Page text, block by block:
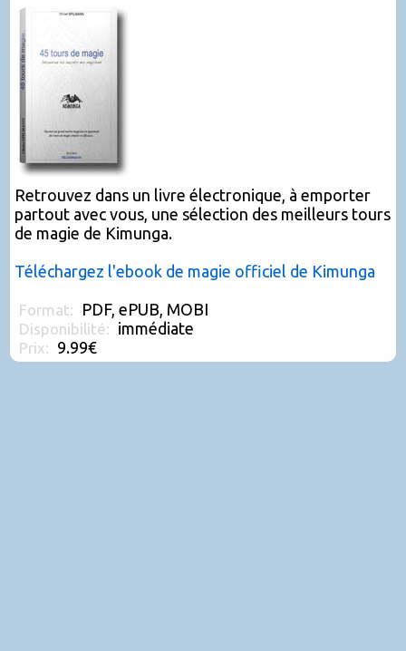
Retrouvez dans un livre électronique, à emporter
partout avec vous, une sélection des meilleurs tours
de magie de Kimunga.
Téléchargez l'ebook de magie officiel de Kimunga
Format: PDF, ePUB, MOBI
Disponibilité: immédiate
Prix: 9.99€